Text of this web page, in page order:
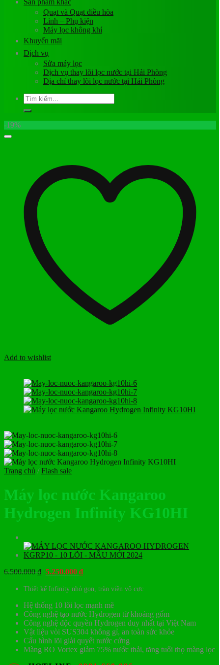
Sản phẩm khác
Quạt và Quạt điều hòa
Linh – Phụ kiện
Máy lọc không khí
Khuyến mãi
Dịch vụ
Sửa máy lọc
Dịch vụ thay lõi lọc nước tại Hải Phòng
Địa chỉ thay lõi lọc nước tại Hải Phòng
Tìm
kiếm:
-19%
Add to wishlist
Trang chủ / Flash sale
Máy lọc nước Kangaroo
Hydrogen Infinity KG10HI
6.500.000₫ Giá
là:
5.250.000 ₫Giá
tại
5.250.000 ₫.
Thiết kế Infinity nhỏ gọn, tràn viền vô cực
Hệ thống 10 lõi lọc mạnh mẽ
Công nghệ tạo nước Hydrogen từ khoáng gốm
Công nghệ độc quyền Hydrogen duy nhất tại Việt Nam
Vật liệu vòi SUS304 không gỉ, an toàn sức khỏe
Cấu hình lõi giải quyết nước cứng
Màng RO Vortex giảm 75% nước thải, tăng tuổi thọ màng lọc